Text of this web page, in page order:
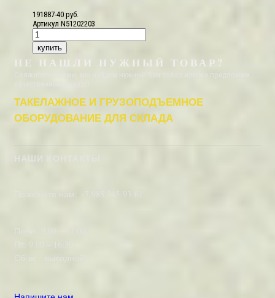
191887-40 руб.
Артикул N51202203
НЕ НАШЛИ НУЖНЫЙ ТОВАР?
Свяжитесь с нами, мы найдем нужный Вам товар или же предложим
качественный аналог!
ТАКЕЛАЖНОЕ И ГРУЗОПОДЪЕМНОЕ
ОБОРУДОВАНИЕ ДЛЯ СКЛАДА
НАШИ КОНТАКТЫ
Позвоните нам: +7 985 345-93-61
Пн-чт: 9:00 – 17:00
Пт: 9:00 – 16:30
Сб-вс - выходной